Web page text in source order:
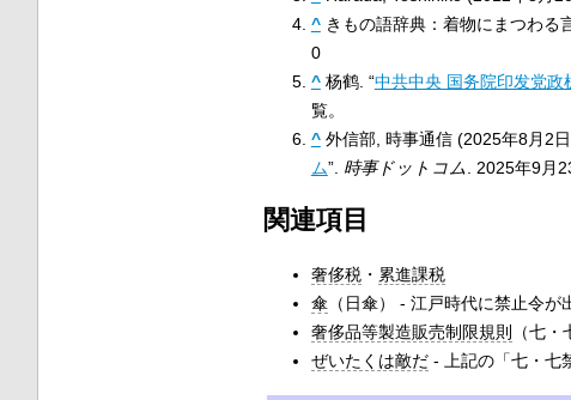
^ きもの語辞典：着物にまつわ
0
^ 杨鹤. “中共中央 国务院印发党政
覧。
^ 外信部, 時事通信 (2025年8月2
ム”. 時事ドットコム . 2025年9月
関連項目
奢侈税・ 累進課税
傘 （日傘） - 江戸時代に禁止令が
奢侈品等製造販売制限規則
（七
ぜいたくは敵だ- 上記の「七・七